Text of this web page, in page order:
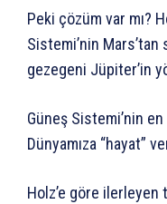
Peki çözüm var mı?
Sistemi’nin
gezegeni Jüpiter’in
Güneş Sistemi’nin
Dünyamıza “hayat”
Holz’e göre